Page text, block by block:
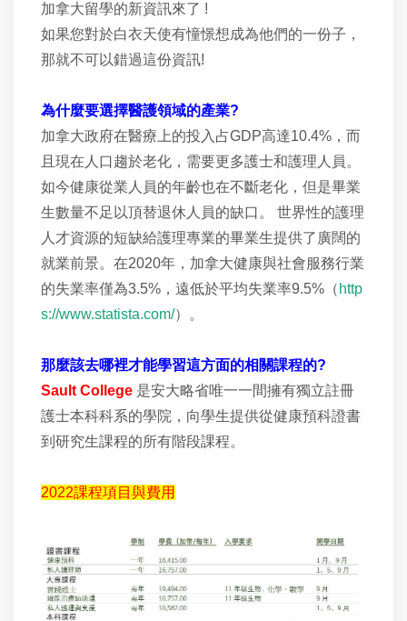
加拿大留學的新資訊來了 !
如果您對於白衣天使有憧憬想成為他們的一份子，
那就不可以錯過這份資訊!
為什麼要選擇醫護領域的產業?
加拿大政府在醫療上的投入占GDP高達10.4%，而
且現在人口趨於老化，需要更多護士和護理人員。
如今健康從業人員的年齡也在不斷老化，但是畢業
生數量不足以頂替退休人員的缺口。 世界性的護理
人才資源的短缺給護理專業的畢業生提供了廣闊的
就業前景。在2020年，加拿大健康與社會服務行業
的失業率僅為3.5%，遠低於平均失業率9.5%（ http
s://www.statista.com/）。
那麼該去哪裡才能學習這方面的相關課程的?
Sault College 是安大略省唯一一間擁有獨立註冊
護士本科科系的學院，向學生提供從健康預科證書
到研究生課程的所有階段課程。
2022課程項目與費用